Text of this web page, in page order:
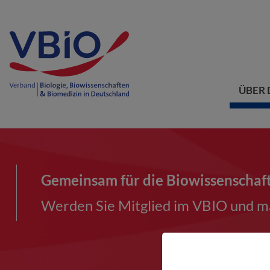
ÜBER
Gemeinsam für die
Werden Sie Mitglied im VBIO und